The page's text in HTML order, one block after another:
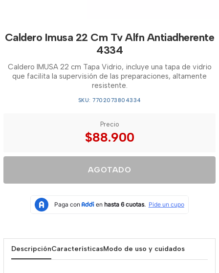
Caldero Imusa 22 Cm Tv Alfn Antiadherente
4334
Caldero IMUSA 22 cm Tapa Vidrio, incluye una tapa de vidrio
que facilita la supervisión de las preparaciones, altamente
resistente.
SKU: 7702073804334
Precio
$88.900
AGOTADO
DescripciónCaracterísticasModo de uso y cuidados